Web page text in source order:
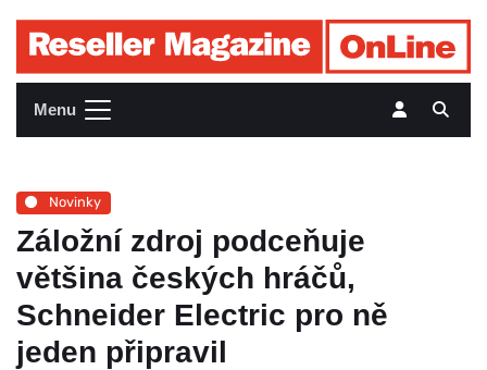
Menu
Novinky
Záložní zdroj podceňuje
většina českých hráčů,
Schneider Electric pro ně
jeden připravil